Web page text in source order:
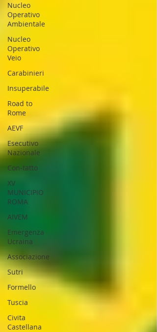
Nucleo
Operativo
Ambientale
Nucleo
Operativo
Veio
Carabinieri
Insuperabile
Road to
Rome
AEVF
Esecutivo
Nazionale
Con-tatto
XV
MUNICIPIO
ROMA
AIVEM
Emergenza
Ucraina
Associazione
Sutri
Formello
Tuscia
Civita
Castellana